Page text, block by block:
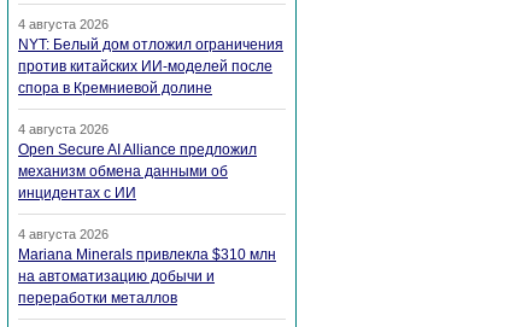
4 августа 2026
NYT: Белый дом отложил ограничения
против китайских ИИ-моделей после
спора в Кремниевой долине
4 августа 2026
Open Secure AI Alliance предложил
механизм обмена данными об
инцидентах с ИИ
4 августа 2026
Mariana Minerals привлекла $310 млн
на автоматизацию добычи и
переработки металлов